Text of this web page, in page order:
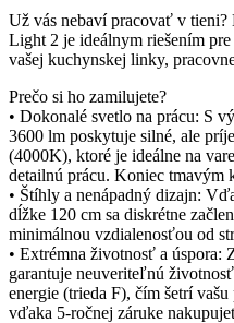
Už vás nebaví pracovať v
Light 2 je ideálnym riešením
vašej kuchynskej linky,
Prečo si ho zamilujete?
• Dokonalé svetlo na prácu: S
3600 lm poskytuje silné, ale
(4000K), ktoré je ideálne na
detailnú prácu. Koniec tmavým
• Štíhly a nenápadný dizajn:
dĺžke 120 cm sa diskrétne
minimálnou vzdialenosťou od
• Extrémna životnosť a úspora:
garantuje neuveriteľnú
energie (trieda F), čím šetrí
vďaka 5-ročnej záruke